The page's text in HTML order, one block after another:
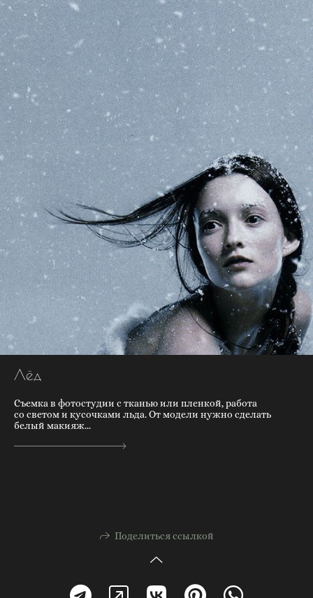
Лёд
Съемка в фотостудии с тканью или пленкой, работа
со светом и кусочками льда. От модели нужно сделать
белый макияж...
Поделиться ссылкой